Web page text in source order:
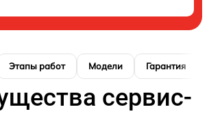
Этапы работ Модели Гарантия
сервис-